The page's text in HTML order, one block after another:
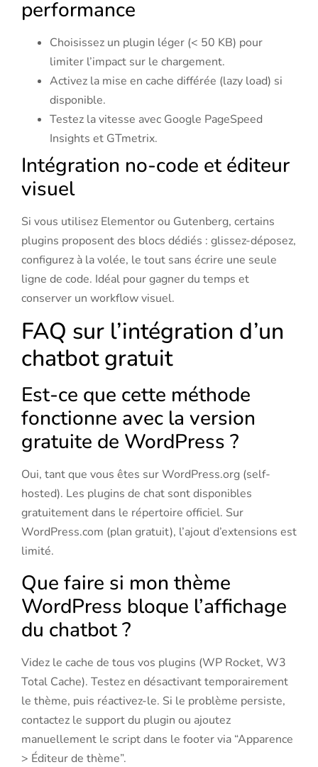
performance
Choisissez un plugin léger (< 50 KB) pour
limiter l’impact sur le chargement.
Activez la mise en cache différée (lazy load) si
disponible.
Testez la vitesse avec Google PageSpeed
Insights et GTmetrix.
Intégration no-code et éditeur
visuel
Si vous utilisez Elementor ou Gutenberg, certains
plugins proposent des blocs dédiés : glissez-déposez,
configurez à la volée, le tout sans écrire une seule
ligne de code. Idéal pour gagner du temps et
conserver un workflow visuel.
FAQ sur l’intégration d’un
chatbot gratuit
Est-ce que cette méthode
fonctionne avec la version
gratuite de WordPress ?
Oui, tant que vous êtes sur WordPress.org (self-
hosted). Les plugins de chat sont disponibles
gratuitement dans le répertoire officiel. Sur
WordPress.com (plan gratuit), l’ajout d’extensions est
limité.
Que faire si mon thème
WordPress bloque l’affichage
du chatbot ?
Videz le cache de tous vos plugins (WP Rocket, W3
Total Cache). Testez en désactivant temporairement
le thème, puis réactivez-le. Si le problème persiste,
contactez le support du plugin ou ajoutez
manuellement le script dans le footer via “Apparence
> Éditeur de thème”.